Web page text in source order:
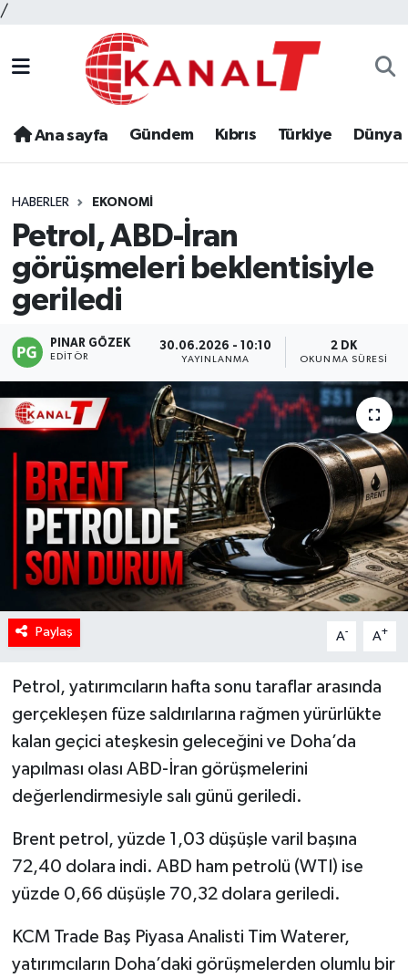
/
Ana sayfa Gündem Kıbrıs Türkiye Dünya
HABERLER EKONOMI
Petrol, ABD-İran
görüşmeleri beklentisiyle
geriledi
PINAR GÖZEK
EDITÖR
30.06.2026 - 10:10
YAYINLANMA
2 DK
OKUNMA SÜRESI
Paylaş A- A+
Petrol, yatırımcıların hafta sonu taraflar arasında
gerçekleşen füze saldırılarına rağmen yürürlükte
kalan geçici ateşkesin geleceğini ve Doha’da
yapılması olası ABD-İran görüşmelerini
değerlendirmesiyle salı günü geriledi.
Brent petrol, yüzde 1,03 düşüşle varil başına
72,40 dolara indi. ABD ham petrolü (WTI) ise
yüzde 0,66 düşüşle 70,32 dolara geriledi.
KCM Trade Baş Piyasa Analisti Tim Waterer,
yatırımcıların Doha’daki görüşmelerden olumlu bir